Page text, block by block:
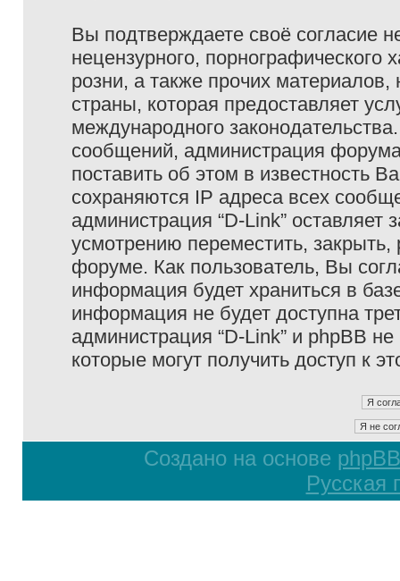
Вы подтверждаете своё согласие
нецензурного, порнографического
розни, а также прочих
страны, которая предоставляет
международного
сообщений, администрация
поставить об этом в известность
сохраняются IP адреса всех
администрация “D-Link”
усмотрению переместить,
форуме. Как пользователь, Вы
информация будет храниться в
информация не будет доступна
администрация “D-Link” и phpBB
которые могут получить доступ к
Создано на основе phpBB
Русская